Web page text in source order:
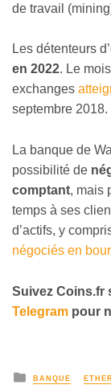
de travail
Les détenteurs
en 2022. Le
exchanges
septembre 2018.
La banque de
possibilité de
comptant, mais
temps à ses
d’actifs, y
négociés en
Suivez Coins.fr
Telegram pour
BANQUE